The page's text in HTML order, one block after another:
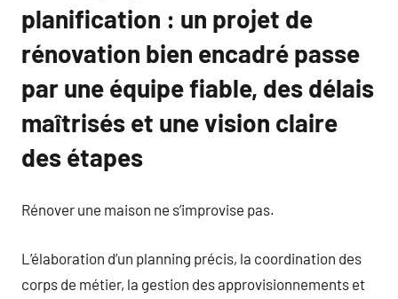
planification : un projet de
rénovation bien encadré passe
par une équipe fiable, des délais
maîtrisés et une vision claire
des étapes
Rénover une maison ne s’improvise pas.
L’élaboration d’un planning précis, la coordination des
corps de métier, la gestion des approvisionnements et